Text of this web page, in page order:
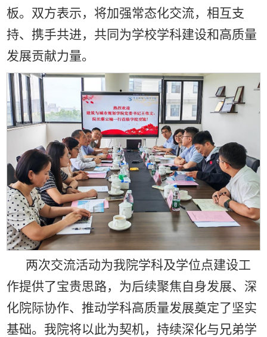
板。双方表示，将加强常态化交流，相互支
持、携手共进，共同为学校学科建设和高质量
发展贡献力量。
两次交流活动为我院学科及学位点建设工
作提供了宝贵思路，为后续聚焦自身发展、深
化院际协作、推动学科高质量发展奠定了坚实
基础。我院将以此为契机，持续深化与兄弟学